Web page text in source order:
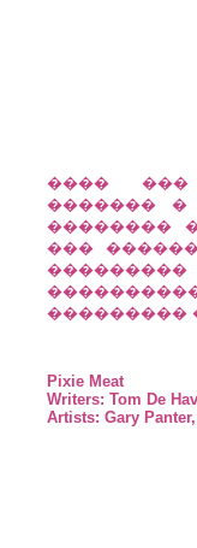
���� ���
������� �
��������
���
���������
Pixie Meat
Writers: Tom De
Artists: Gary